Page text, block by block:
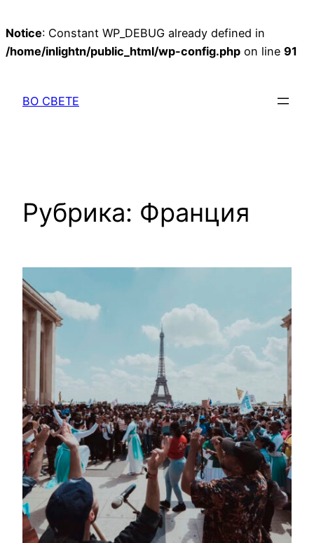
Notice: Constant WP_DEBUG already defined in
/home/inlightn/public_html/wp-config.php on line 91
содержимому
ВО СВЕТЕ
Рубрика: Франция